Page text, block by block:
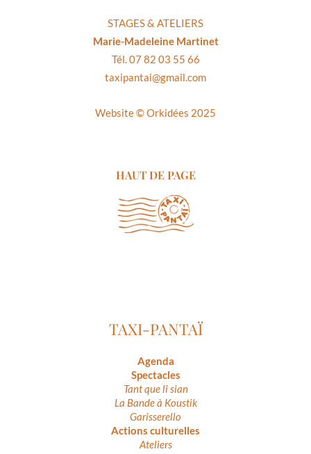
STAGES & ATELIERS
Marie-Madeleine Martinet
Tél. 07 82 03 55 66
taxipantai@gmail.com
Website ©Orkidées 2025
HAUT DE PAGE
TAXI-PANTAÏ
Agenda
Spectacles
Tant que li sian
La Bande à Koustik
Garisserello
Actions culturelles
Ateliers